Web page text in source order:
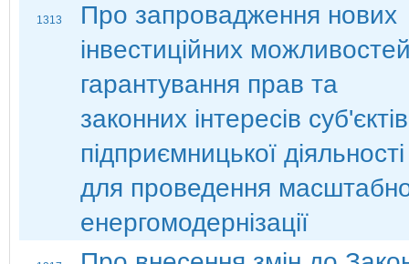
1313
Про запровадження нових
інвестиційних
гарантування прав та
законних інтересів суб'єктів
підприємницької діяльності
для проведення
енергомодернізації